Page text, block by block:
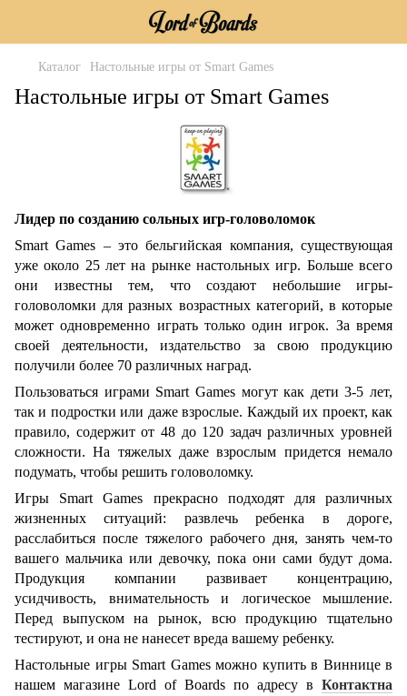
Каталог Настольные игры от Smart Games
Настольные игры от Smart Games
Лидер по созданию сольных игр-головоломок
Smart Games – это бельгийская компания, существующая
уже около 25 лет на рынке настольных игр. Больше всего
они известны тем, что создают небольшие игры-
головоломки для разных возрастных категорий, в которые
может одновременно играть только один игрок. За время
своей деятельности, издательство за свою продукцию
получили более 70 различных наград.
Пользоваться играми Smart Games могут как дети 3-5 лет,
так и подростки или даже взрослые. Каждый их проект, как
правило, содержит от 48 до 120 задач различных уровней
сложности. На тяжелых даже взрослым придется немало
подумать, чтобы решить головоломку.
Игры Smart Games прекрасно подходят для различных
жизненных ситуаций: развлечь ребенка в дороге,
расслабиться после тяжелого рабочего дня, занять чем-то
вашего мальчика или девочку, пока они сами будут дома.
Продукция компании развивает концентрацию,
усидчивость, внимательность и логическое мышление.
Перед выпуском на рынок, всю продукцию тщательно
тестируют, и она не нанесет вреда вашему ребенку.
Настольные игры Smart Games можно купить в Виннице в
нашем магазине Lord of Boards по адресу в Контактна